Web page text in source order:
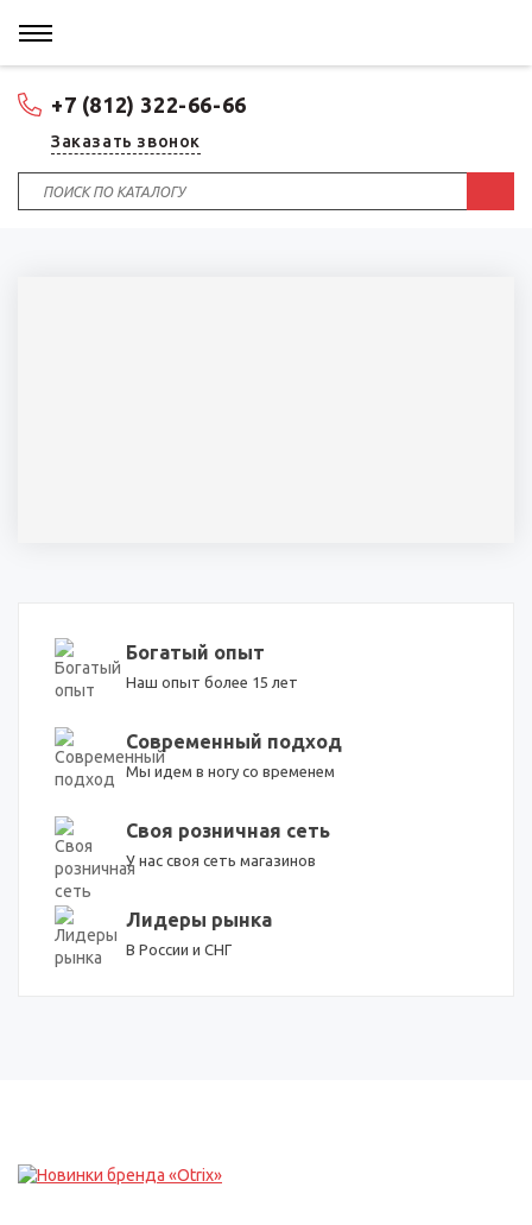
+7 (812) 322-66-66
Заказать звонок
Богатый опыт
Наш опыт более 15 лет
Современный подход
Мы идем в ногу со временем
Своя розничная сеть
У нас своя сеть магазинов
Лидеры рынка
В России и СНГ